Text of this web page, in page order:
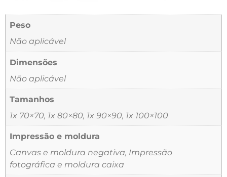
Peso
Não aplicável
Dimensões
Não aplicável
Tamanhos
1x 70×70, 1x 80×80, 1x 90×90, 1x 100×100
Impressão e moldura
Canvas e moldura negativa, Impressão
fotográfica e moldura caixa